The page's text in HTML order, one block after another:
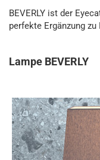
BEVERLY ist der
perfekte Ergänzung
Lampe BEVERLY